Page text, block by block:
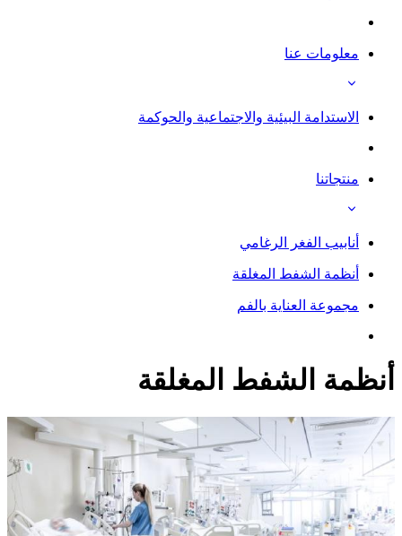
معلومات عنا
الاستدامة البيئية والاجتماعية والحوكمة
منتجاتنا
أنابيب الفغر الرغامي
أنظمة الشفط المغلقة
مجموعة العناية بالفم
أنظمة الشفط المغلقة